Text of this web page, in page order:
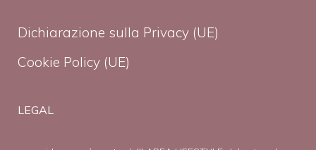
Dichiarazione sulla Privacy (UE)
Cookie Policy (UE)
LEGAL